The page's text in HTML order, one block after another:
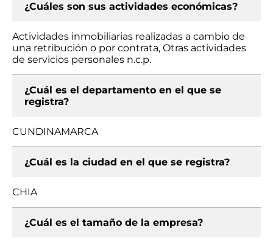
¿Cuáles son sus actividades económicas?
Actividades inmobiliarias realizadas a cambio de
una retribución o por contrata, Otras actividades
de servicios personales n.c.p.
¿Cuál es el departamento en el que se
registra?
CUNDINAMARCA
¿Cuál es la ciudad en el que se registra?
CHIA
¿Cuál es el tamaño de la empresa?